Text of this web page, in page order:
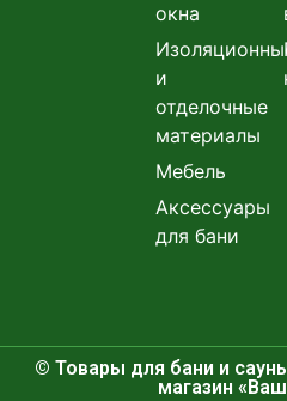
окна
и
отделочные
материалы
Мебель
Аксессуары
для бани
© Товары для бани и
магазин